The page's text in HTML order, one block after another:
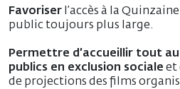
Favoriser l’accès à la
public toujours plus large.
Permettre d’accueillir tout au
publics en exclusion sociale et
de projections des films